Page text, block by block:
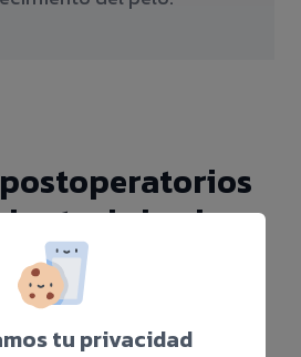
de barba
paciente puede hacer vida
más sencillos que los de un
tu privacidad